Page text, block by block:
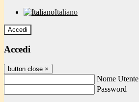
Italiano
Accedi
Accedi
button close ×
Nome Utente
Password